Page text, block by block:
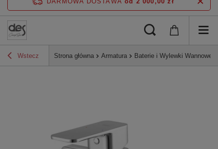
Wstecz Strona główna Armatura Baterie i Wylewki Wannowe